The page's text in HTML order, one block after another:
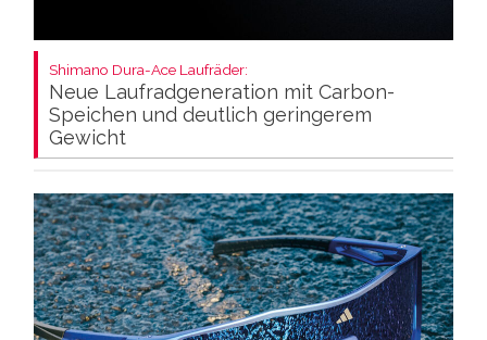
Shimano Dura-Ace Laufräder:
Neue Laufradgeneration mit Carbon-
Speichen und deutlich geringerem
Gewicht